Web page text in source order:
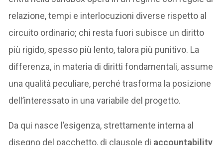
relazione, tempi e interlocuzioni diverse rispetto al
circuito ordinario; chi resta fuori subisce un diritto
più rigido, spesso più lento, talora più punitivo. La
differenza, in materia di diritti fondamentali, assume
una qualità peculiare, perché trasforma la posizione
dell’interessato in una variabile del progetto.
Da qui nasce l’esigenza, strettamente interna al
disegno del pacchetto, di clausole di accountability